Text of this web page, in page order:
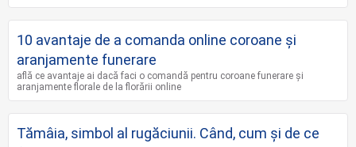
10 avantaje de a comanda online coroane şi
aranjamente funerare
află ce avantaje ai dacă faci o comandă pentru coroane funerare și
aranjamente florale de la florării online
Tămâia, simbol al rugăciunii. Când, cum și de ce